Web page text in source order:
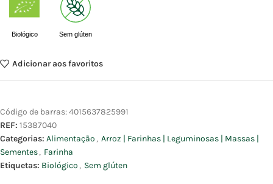
Biológico Sem glúten
Adicionar aos favoritos
Código de barras:4015637825991
REF: 15387040
Categorias: Alimentação , Arroz | Farinhas | Leguminosas | Massas |
Sementes, Farinha
Etiquetas: Biológico , Sem glúten